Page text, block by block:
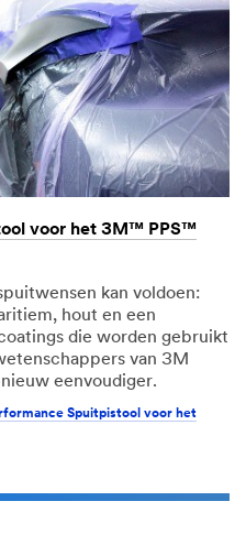
voor het 3M™ PPS™
kan voldoen:
hout en een
die worden gebruikt
van 3M
eenvoudiger.
Spuitpistool voor het